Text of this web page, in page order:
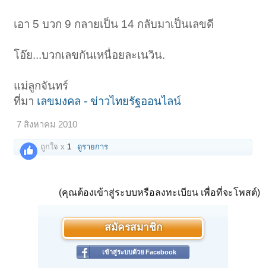
เอา 5 บวก 9 กลายเป็น 14 กลับมาเป็นเลขดี
โอ๊ย...บวกเลขกันเหนื่อยละเนวิน.
แม่ลูกจันทร์
ที่มา เลขมงคล - ข่าวไทยรัฐออนไลน์
7 สิงหาคม 2010
ถูกใจ x 1 ดูรายการ
(คุณต้องเข้าสู่ระบบหรือลงทะเบียน เพื่อที่จะโพสต์)
สมัครสมาชิก
เข้าสู่ระบบด้วย Facebook